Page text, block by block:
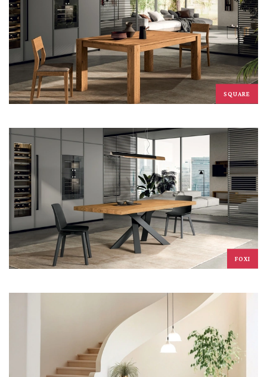
SQUARE
FOXI